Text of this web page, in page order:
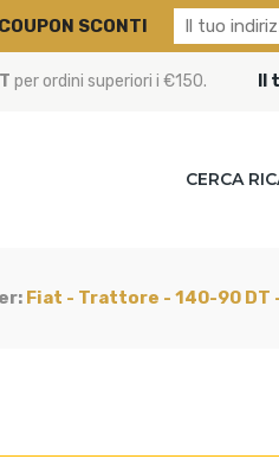
per ordini superiori i €150.
CERCA
Fiat - Trattore - 140-90
SCONTI